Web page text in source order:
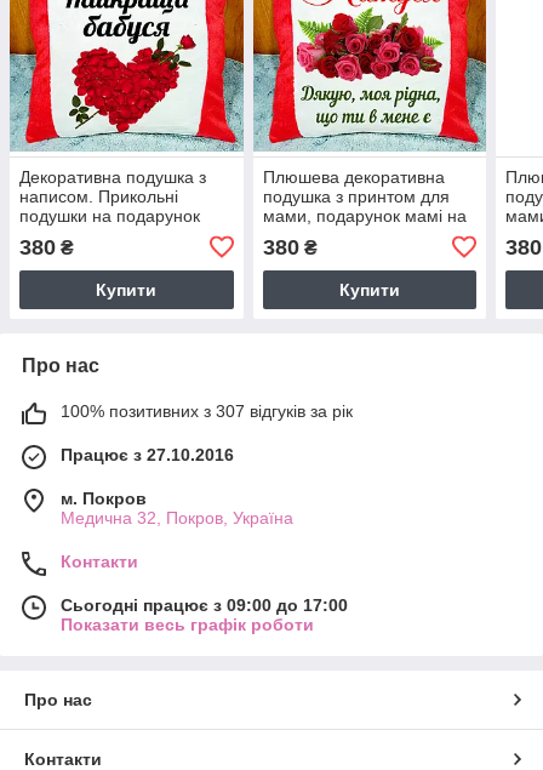
Декоративна подушка з
написом. Прикольні
подушки на подарунок
380 ₴
Купити
Плюшева декоративна
подушка з принтом для
мами, подарунок мамі на
380₴
Купити
380
Про нас
100% позитивних з 307 відгуків за рік
Працює з 27.10.2016
м. Покров
Медична 32, Покров, Україна
Контакти
Сьогодні працює з 09:00 до 17:00
Показати весь графік роботи
Про нас
Контакти